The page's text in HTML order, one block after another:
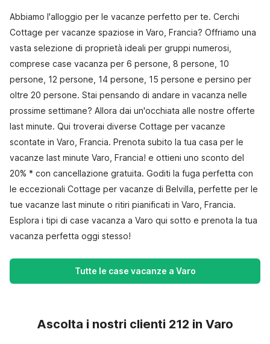
Abbiamo l'alloggio per le vacanze perfetto per te. Cerchi
Cottage per vacanze spaziose in Varo, Francia? Offriamo una
vasta selezione di proprietà ideali per gruppi numerosi,
comprese case vacanza per 6 persone, 8 persone, 10
persone, 12 persone, 14 persone, 15 persone e persino per
oltre 20 persone. Stai pensando di andare in vacanza nelle
prossime settimane? Allora dai un'occhiata alle nostre offerte
last minute. Qui troverai diverse Cottage per vacanze
scontate in Varo, Francia. Prenota subito la tua casa per le
vacanze last minute Varo, Francia! e ottieni uno sconto del
20% * con cancellazione gratuita. Goditi la fuga perfetta con
le eccezionali Cottage per vacanze di Belvilla, perfette per le
tue vacanze last minute o ritiri pianificati in Varo, Francia.
Esplora i tipi di case vacanza a Varo qui sotto e prenota la tua
vacanza perfetta oggi stesso!
Tutte le case vacanze a Varo
Ascolta i nostri clienti 212 in Varo